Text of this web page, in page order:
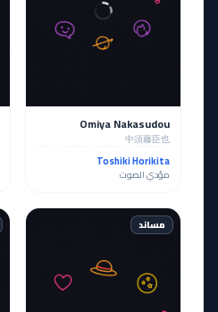
Omiya Nakasudou
中須藤臣也
Toshiki Horikita
مؤدي الصوت
مساند